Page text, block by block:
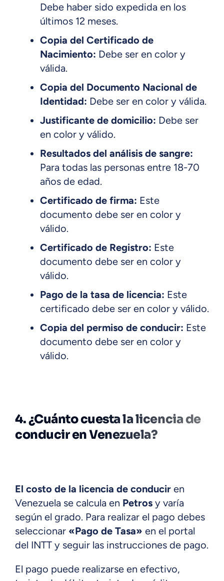
Debe haber sido expedida en los
últimos 12 meses.
Copia del Certificado de
Nacimiento: Debe ser en color y
válida.
Copia del Documento Nacional de
Identidad: Debe ser en color y válida.
Justificante de domicilio: Debe ser
en color y válido.
Resultados del análisis de sangre:
Para todas las personas entre 18-70
años de edad.
Certificado de firma: Este
documento debe ser en color y
válido.
Certificado de Registro: Este
documento debe ser en color y
válido.
Pago de la tasa de licencia: Este
certificado debe ser en color y válido.
Copia del permiso de conducir: Este
documento debe ser en color y
válido.
4. ¿Cuánto cuesta la licencia de
conducir en Venezuela?
El costo de la licencia de conducir en
Venezuela se calcula en Petros y varía
según el grado. Para realizar el pago debes
seleccionar «Pago de Tasa» en el portal
del INTT y seguir las instrucciones de pago.
El pago puede realizarse en efectivo,